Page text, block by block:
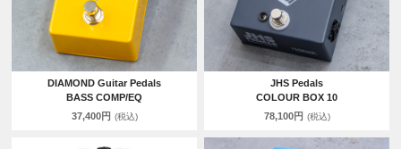
DIAMOND Guitar Pedals
BASS COMP/EQ
37,400円 (税込)
JHS Pedals
COLOUR BOX 10
78,100円 (税込)